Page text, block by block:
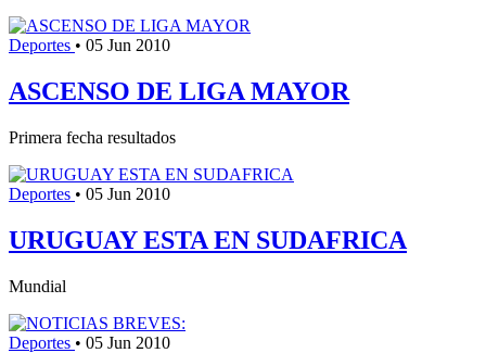
Deportes • 05 Jun 2010
ASCENSO DE LIGA MAYOR
Primera fecha resultados
Deportes • 05 Jun 2010
URUGUAY ESTA EN SUDAFRICA
Mundial
Deportes • 05 Jun 2010